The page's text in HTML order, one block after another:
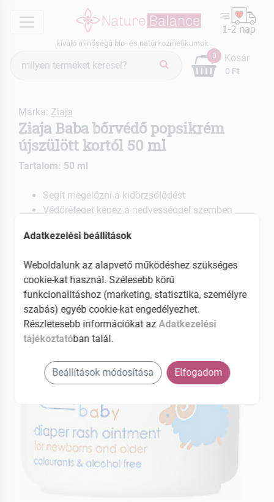
menu
kiváló minőségű bio- és natúrkozmetikumok
keresés
0
0 Ft
Kosár
Márka: Ziaja
Ziaja Baba bőrvédő popsikrém
újszülött kortól 50 ml
Tartalom: 50 ml
Segít megelőzni a kidörzsölődést
Védőréteget képez a nedvességgel szemben
Újszülött kortól is használható
EAN: 5901887016533
Adatkezelési beállítások
Weboldalunk az alapvető működéshez szükséges
cookie-kat használ. Szélesebb körű
funkcionalitáshoz (marketing, statisztika, személyre
szabás) egyéb cookie-kat engedélyezhet.
Részletesebb információkat azAdatkezelési
tájékoztatóban talál.
Beállítások módosítása Elfogadom